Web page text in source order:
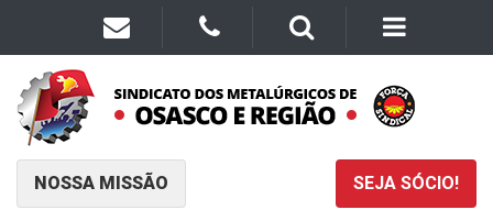
NOSSA MISSÃO SEJA SÓCIO!